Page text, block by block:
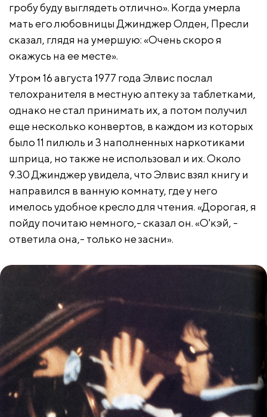
гробу буду выглядеть отлично». Когда умерла
мать его любовницы Джинджер Олден, Пресли
сказал, глядя на умершую: «Очень скоро я
окажусь на ее месте».
Утром 16 августа 1977 года Элвис послал
телохранителя в местную аптеку за таблетками,
однако не стал принимать их, а потом получил
еще несколько конвертов, в каждом из которых
было 11 пилюль и 3 наполненных наркотиками
шприца, но также не использовал и их. Около
9.30 Джинджер увидела, что Элвис взял книгу и
направился в ванную комнату, где у него
имелось удобное кресло для чтения. «Дорогая, я
пойду почитаю немного,- сказал он. «О'кэй, -
ответила она,- только не засни».